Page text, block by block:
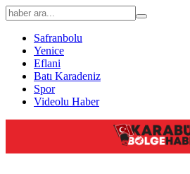
Safranbolu
Yenice
Eflani
Batı Karadeniz
Spor
Videolu Haber